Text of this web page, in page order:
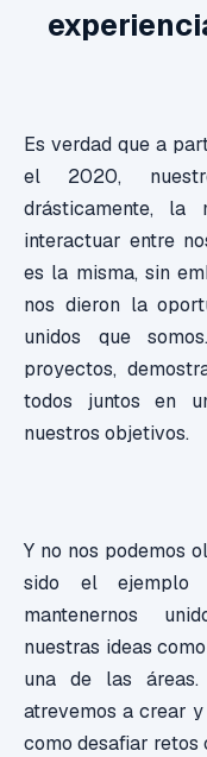
Es verdad que a
el 2020,
drásticamente, la
interactuar entre
es la misma, sin
nos dieron la
unidos que
proyectos,
todos juntos en
nuestros objetivos.
Y no nos podemos
sido el ejemplo
mantenernos
nuestras ideas
una de las
atrevemos a crear
como desafiar retos